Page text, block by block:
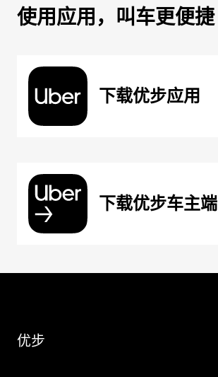
使用应用，叫车更便捷
下载优步应用
下载优步车主端
优步